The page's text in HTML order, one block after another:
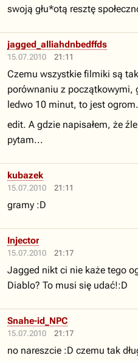
swoją głu*otą resztę
15.07.2010 21:11
jagged_alliahdnbedffds
Czemu wszystkie filmiki są
porównaniu z początkowymi,
ledwo 10 minut, to jest ogrom.
edit. A gdzie napisałem, że
pytam...
15.07.2010 21:11
kubazek
gramy :D
15.07.2010 21:17
Injector
Jagged nikt ci nie każe tego
Diablo? To musi się udać!:D
15.07.2010 21:17
Snahe-id_NPC
no nareszcie :D czemu tak